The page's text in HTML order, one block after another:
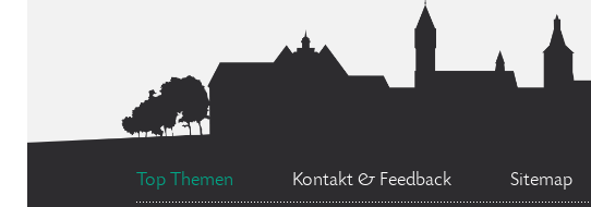
Top Themen Kontakt & Feedback Sitemap